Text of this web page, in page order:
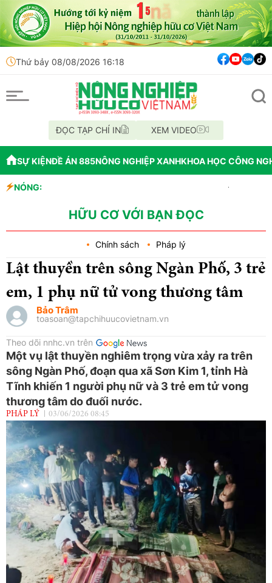
Thứ bảy 08/08/2026 16:18
ĐỌC TẠP CHÍ IN XEM VIDEO
SỰ KIỆNĐỀ ÁN 885NÔNG NGHIỆP XANHKHOA HỌC CÔNG
NÓNG:
Đắk Lắk tổ chức
Tổ chức lấy mẫu
HỮU CƠ VỚI BẠN ĐỌC
Chính sách Pháp lý
Lật thuyền trên sông Ngàn Phố, 3 trẻ
em, 1 phụ nữ tử vong thương tâm
Bảo Trâm
toasoan@tapchihuucovietnam.vn
Theo dõi nnhc.vn trên
Một vụ lật thuyền nghiêm trọng vừa xảy ra trên
sông Ngàn Phố, đoạn qua xã Sơn Kim 1, tỉnh Hà
Tĩnh khiến 1 người phụ nữ và 3 trẻ em tử vong
thương tâm do đuối nước.
PHÁP LÝ 03/06/2026 08:45